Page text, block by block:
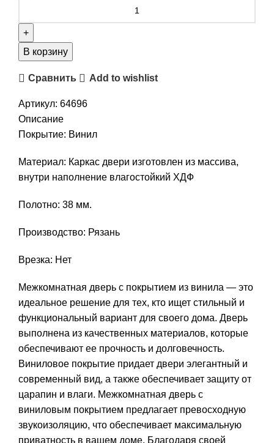
В корзину
Сравнить Add to wishlist
Артикул: 64696
Описание
Покрытие: Винил
Материал: Каркас двери изготовлен из массива,
внутри наполнение влагостойкий ХДФ
Полотно: 38 мм.
Производство: Рязань
Врезка: Нет
Межкомнатная дверь с покрытием из винила — это
идеальное решение для тех, кто ищет стильный и
функциональный вариант для своего дома. Дверь
выполнена из качественных материалов, которые
обеспечивают ее прочность и долговечность.
Виниловое покрытие придает двери элегантный и
современный вид, а также обеспечивает защиту от
царапин и влаги. Межкомнатная дверь с
виниловым покрытием предлагает превосходную
звукоизоляцию, что обеспечивает максимальную
приватность в вашем доме. Благодаря своей